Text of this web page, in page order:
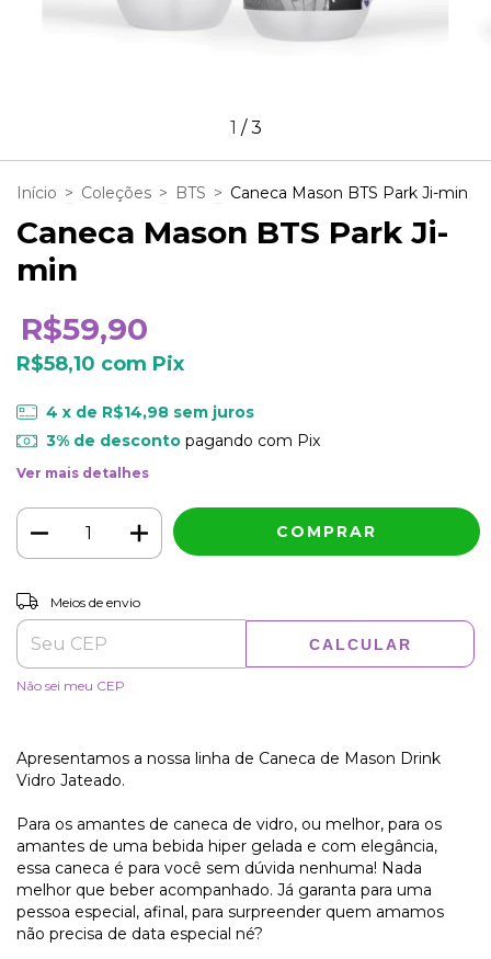
1 /3
Início > Coleções > BTS > Caneca Mason BTS Park Ji-min
Caneca Mason BTS Park Ji-
min
R$59,90
R$58,10 com Pix
4 x de R$14,98 sem juros
3% de descontopagando com Pix
Ver mais detalhes
Entregas para o CEP:
Meios de envio
CALCULAR
Não sei meu CEP
Apresentamos a nossa linha de Caneca de Mason Drink
Vidro Jateado.
Para os amantes de caneca de vidro, ou melhor, para os
amantes de uma bebida hiper gelada e com elegância,
essa caneca é para você sem dúvida nenhuma! Nada
melhor que beber acompanhado. Já garanta para uma
pessoa especial, afinal, para surpreender quem amamos
não precisa de data especial né?